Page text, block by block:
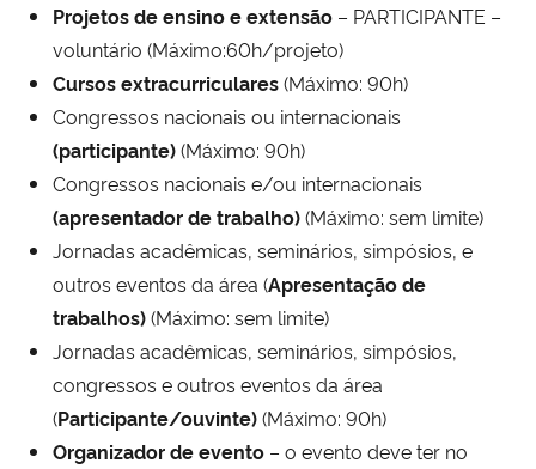
Projetos de ensino e extensão – PARTICIPANTE –
voluntário (Máximo:60h/projeto)
Cursos extracurriculares(Máximo: 90h)
Congressos nacionais ou internacionais
(participante)(Máximo: 90h)
Congressos nacionais e/ou internacionais
(apresentador de trabalho)(Máximo: sem limite)
Jornadas acadêmicas, seminários, simpósios, e
outros eventos da área (Apresentação de
trabalhos)(Máximo: sem limite)
Jornadas acadêmicas, seminários, simpósios,
congressos e outros eventos da área
(Participante/ouvinte)(Máximo: 90h)
Organizador de evento – o evento deve ter no